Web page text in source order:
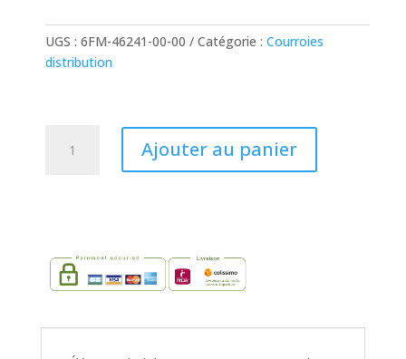
UGS : 6FM-46241-00-00 Catégorie : Courroies
distribution
bateau
Yamaha
Ajouter au panier